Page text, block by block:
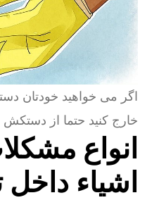
اگر می خواهید خودتان
خارج کنید حتما از دستکش
انواع
اشیاء